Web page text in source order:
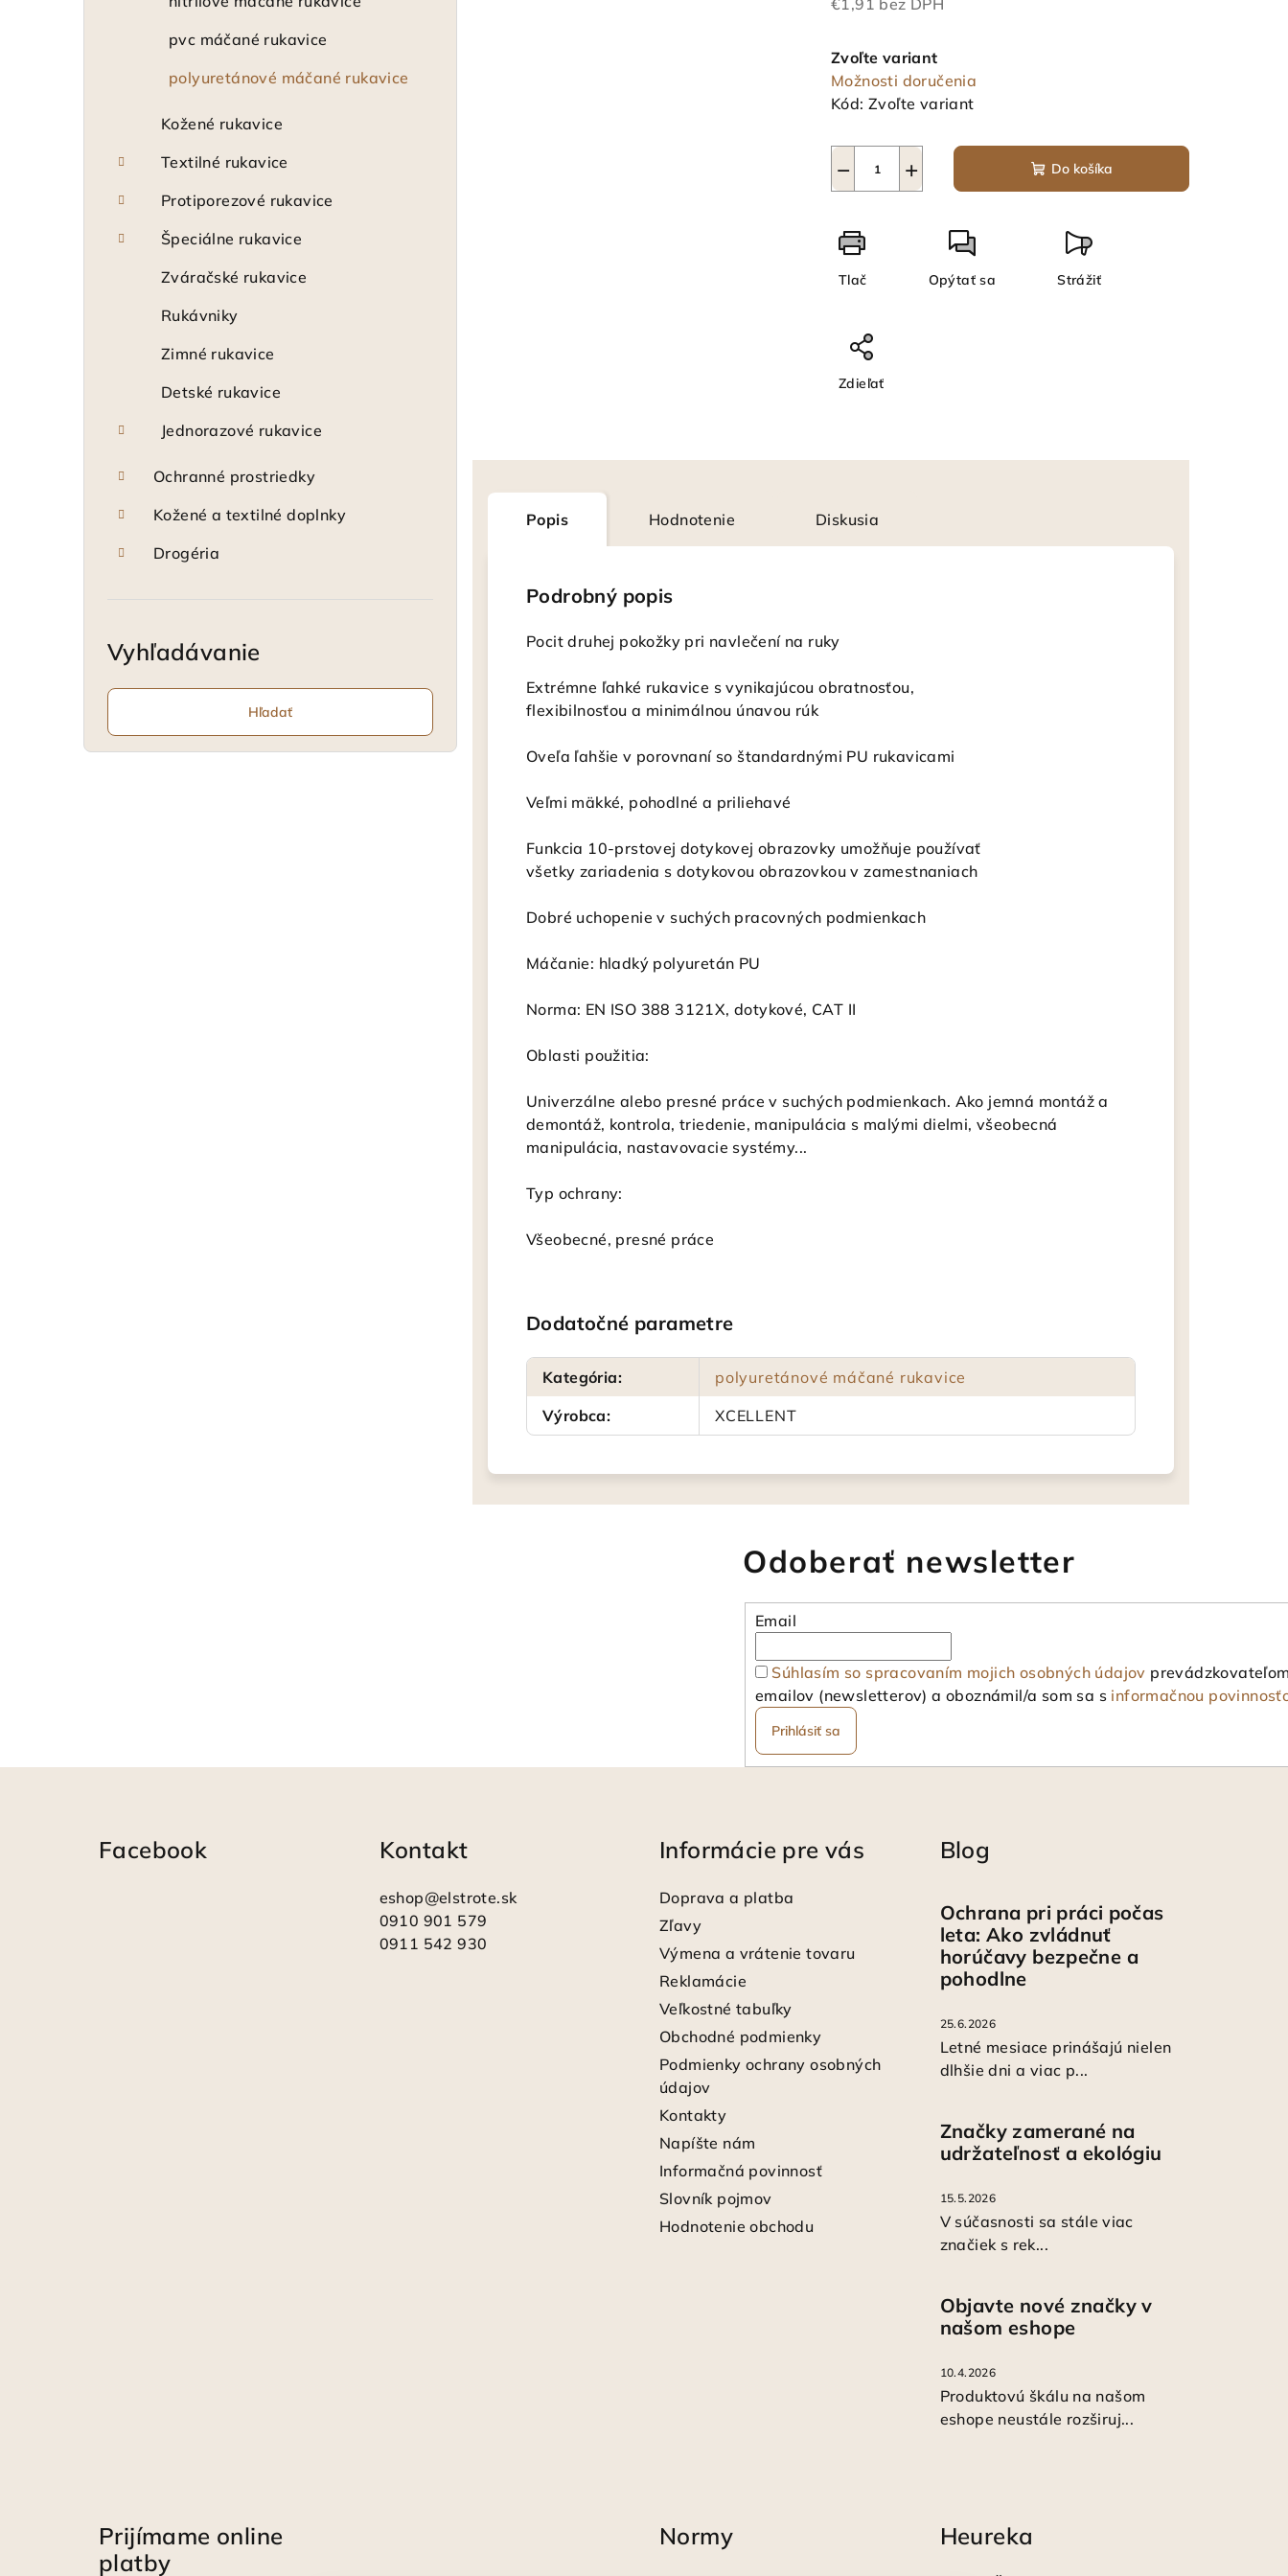
pvc máčané rukavice
polyuretánové máčané rukavice
Kožené rukavice
Textilné rukavice
Protiporezové rukavice
Špeciálne rukavice
Zváračské rukavice
Rukávniky
Zimné rukavice
Detské rukavice
Jednorazové rukavice
Ochranné prostriedky
Kožené a textilné doplnky
Drogéria
Vyhľadávanie
Hľadať
€1,91 bez DPH
cena:
Zvoľte variant
Možnosti doručenia
Kód: Zvoľte variant
+
− Do košíka
Tlač Opýtať sa Strážiť
Zdieľať
Popis Hodnotenie Diskusia
Podrobný popis
Pocit druhej pokožky pri navlečení na ruky
Extrémne ľahké rukavice s vynikajúcou obratnosťou,
flexibilnosťou a minimálnou únavou rúk
Oveľa ľahšie v porovnaní so štandardnými PU rukavicami
Veľmi mäkké, pohodlné a priliehavé
Funkcia 10-prstovej dotykovej obrazovky umožňuje používať
všetky zariadenia s dotykovou obrazovkou v zamestnaniach
Dobré uchopenie v suchých pracovných podmienkach
Máčanie: hladký polyuretán PU
Norma: EN ISO 388 3121X, dotykové, CAT II
Oblasti použitia:
Univerzálne alebo presné práce v suchých podmienkach. Ako jemná montáž a
demontáž, kontrola, triedenie, manipulácia s malými dielmi, všeobecná
manipulácia, nastavovacie systémy...
Typ ochrany:
Všeobecné, presné práce
Dodatočné parametre
Kategória:
polyuretánové máčané rukavice
Výrobca: XCELLENT
Odoberať newsletter
Email
Súhlasím so spracovaním mojich osobných údajov
emailov (newsletterov) a oboznámil/a som sa s informačnou
Prihlásiť sa
Facebook Kontakt
eshop@elstrote.sk
0910 901 579
0911 542 930
Informácie pre vás
Doprava a platba
Zľavy
Výmena a vrátenie tovaru
Reklamácie
Veľkostné tabuľky
Obchodné podmienky
Podmienky ochrany osobných
údajov
Kontakty
Napíšte nám
Informačná povinnosť
Slovník pojmov
Hodnotenie obchodu
Blog
Ochrana pri práci počas
leta: Ako zvládnuť
horúčavy bezpečne a
pohodlne
25.6.2026
Letné mesiace prinášajú nielen
dlhšie dni a viac p...
Značky zamerané na
udržateľnosť a ekológiu
15.5.2026
V súčasnosti sa stále viac
značiek s rek...
Objavte nové značky v
našom eshope
10.4.2026
Produktovú škálu na našom
eshope neustále rozširuj...
Prijímame online
platby
Normy Heureka